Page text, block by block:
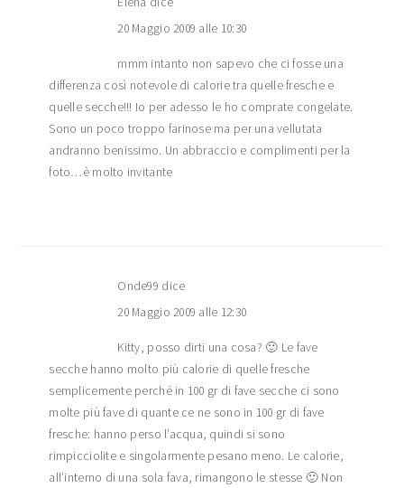
20 Maggio 2009 alle 10:30
mmm intanto non sapevo che ci fosse una
differenza così notevole di calorie tra quelle fresche e
quelle secche!!! Io per adesso le ho comprate congelate.
Sono un poco troppo farinose ma per una vellutata
andranno benissimo. Un abbraccio e complimenti per la
foto…è molto invitante
Onde99 dice
20 Maggio 2009 alle 12:30
Kitty, posso dirti una cosa? 🙂 Le fave
secche hanno molto più calorie di quelle fresche
semplicemente perché in 100 gr di fave secche ci sono
molte più fave di quante ce ne sono in 100 gr di fave
fresche: hanno perso l’acqua, quindi si sono
rimpicciolite e singolarmente pesano meno. Le calorie,
all’interno di una sola fava, rimangono le stesse 🙂 Non